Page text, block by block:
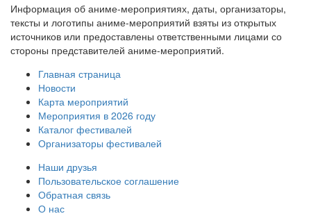
Информация об аниме-мероприятиях, даты, организаторы,
тексты и логотипы аниме-мероприятий взяты из открытых
источников или предоставлены ответственными лицами со
стороны представителей аниме-мероприятий.
Главная страница
Новости
Карта мероприятий
Мероприятия в 2026 году
Каталог фестивалей
Организаторы фестивалей
Наши друзья
Пользовательское соглашение
Обратная связь
О нас